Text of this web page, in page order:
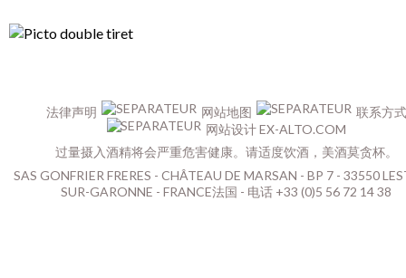
法律声明 网站地图
联系方式
网站设计 EX-ALTO.COM
过量摄入酒精将会严重危害健康。请适度饮酒，美酒莫贪杯。
SAS GONFRIER FRERES - CHÂTEAU DE MARSAN - BP 7 - 33550
SUR-GARONNE - FRANCE法国 - 电话 +33 (0)5 56 72 14 38